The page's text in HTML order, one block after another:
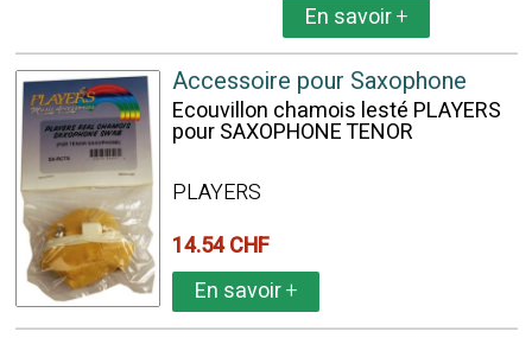
En savoir+
Accessoire pour Saxophone
Ecouvillon chamois lesté PLAYERS
pour SAXOPHONE TENOR
PLAYERS
14.54 CHF
En savoir+